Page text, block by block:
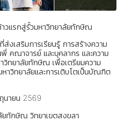
วแรกสู่รั้วมหาวิทยาลัยทักษิณ
งเสริมการเรียนรู้ การสร้างความ
คณาจารย์ และบุคลากร และความ
วิทยาลัยทักษิณ เพื่อเตรียมความ
าวิทยาลัยและการเติบโตเป็นบัณฑิต
นายน 2569
ทักษิณ วิทยาเขตสงขลา